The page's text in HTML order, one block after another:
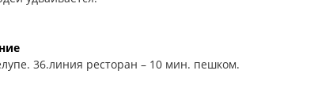
36.линия ресторан – 10 мин. пешком.